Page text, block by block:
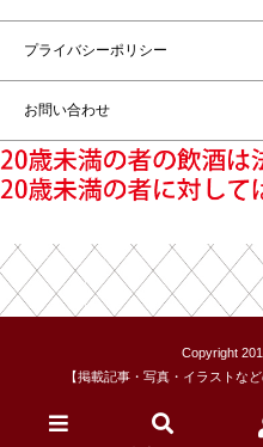
プライバシーポリシー
お問い合わせ
Copyright
【掲載記事・写真・イラストな